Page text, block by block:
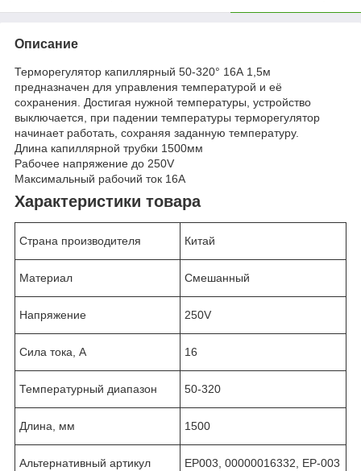
Описание
Терморегулятор капиллярный 50-320° 16А 1,5м
предназначен для управления температурой и её
сохранения. Достигая нужной температуры, устройство
выключается, при падении температуры терморегулятор
начинает работать, сохраняя заданную температуру.
Длина капиллярной трубки 1500мм
Рабочее напряжение до 250V
Максимальный рабочий ток 16А
Характеристики товара
Страна производителя Китай
Материал Смешанный
Напряжение 250V
Сила тока, А 16
Температурный диапазон 50-320
Длина, мм 1500
Альтернативный артикул EP003, 00000016332, EP-003